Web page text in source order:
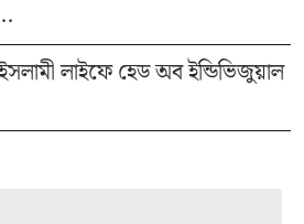
লাইফে হেড অব ইন্ডিভিজুয়াল